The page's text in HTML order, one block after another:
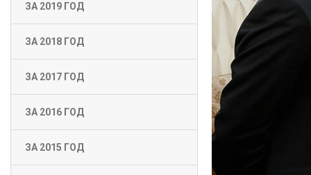
ЗА 2019 ГОД
ЗА 2018 ГОД
ЗА 2017 ГОД
ЗА 2016 ГОД
ЗА 2015 ГОД